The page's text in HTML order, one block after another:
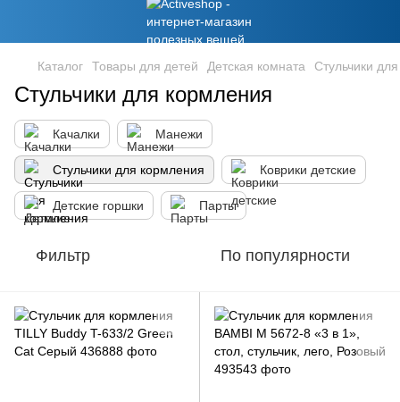
Каталог Товары для детей Детская комната Стульчики
Стульчики для кормления
Качалки Манежи
Стульчики для кормления Коврики детские
Детские горшки Парты
Фильтр По популярности